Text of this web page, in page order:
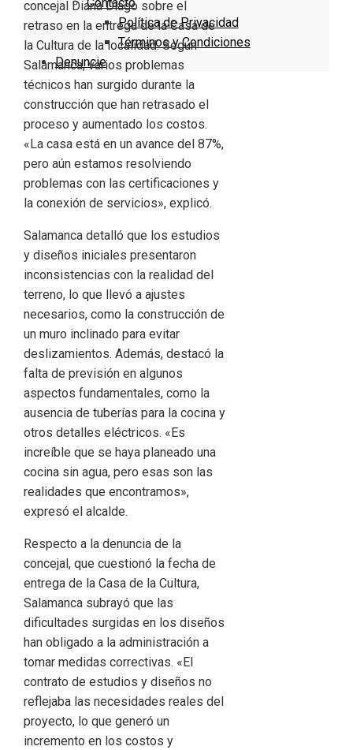
Política de Privacidad
Términos y Condiciones
Denuncie
concejal Diana Diago sobre el
retraso en la entrega de la Casa de
la Cultura de la localidad. Según
Salamanca, varios problemas
técnicos han surgido durante la
construcción que han retrasado el
proceso y aumentado los costos.
«La casa está en un avance del 87%,
pero aún estamos resolviendo
problemas con las certificaciones y
la conexión de servicios», explicó.
Salamanca detalló que los estudios
y diseños iniciales presentaron
inconsistencias con la realidad del
terreno, lo que llevó a ajustes
necesarios, como la construcción de
un muro inclinado para evitar
deslizamientos. Además, destacó la
falta de previsión en algunos
aspectos fundamentales, como la
ausencia de tuberías para la cocina y
otros detalles eléctricos. «Es
increíble que se haya planeado una
cocina sin agua, pero esas son las
realidades que encontramos»,
expresó el alcalde.
Respecto a la denuncia de la
concejal, que cuestionó la fecha de
entrega de la Casa de la Cultura,
Salamanca subrayó que las
dificultades surgidas en los diseños
han obligado a la administración a
tomar medidas correctivas. «El
contrato de estudios y diseños no
reflejaba las necesidades reales del
proyecto, lo que generó un
incremento en los costos y